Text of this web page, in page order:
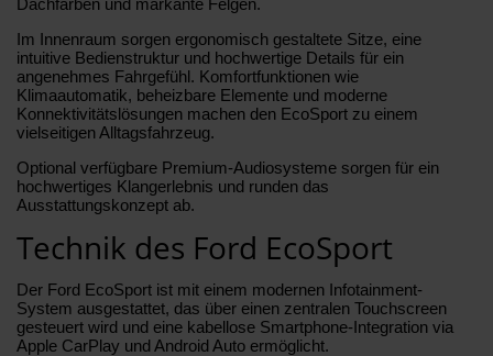
Im Innenraum sorgen ergonomisch gestaltete Sitze, eine
intuitive Bedienstruktur und hochwertige Details für ein
angenehmes Fahrgefühl. Komfortfunktionen wie
Klimaautomatik, beheizbare Elemente und moderne
Konnektivitätslösungen machen den EcoSport zu einem
vielseitigen Alltagsfahrzeug.
Optional verfügbare Premium-Audiosysteme sorgen für ein
hochwertiges Klangerlebnis und runden das
Ausstattungskonzept ab.
Technik des Ford EcoSport
Der Ford EcoSport ist mit einem modernen Infotainment-
System ausgestattet, das über einen zentralen Touchscreen
gesteuert wird und eine kabellose Smartphone-Integration via
Apple CarPlay und Android Auto ermöglicht.